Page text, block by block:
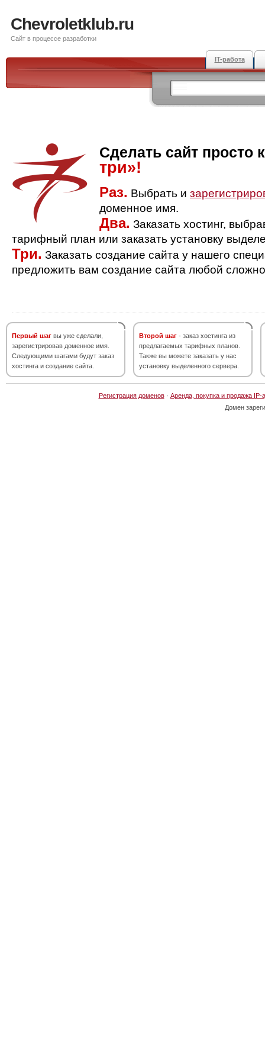
Chevroletklub.ru
Сайт в процессе разработки
IT-работа
Сделать сайт просто
три»!
Раз. Выбрать и
доменное имя.
Два. Заказать хостинг,
тарифный план или заказать установку
Три. Заказать создание сайта у нашего
предложить вам создание сайта любой
Первый шаг вы уже сделали,
зарегистрировав доменное имя.
Следующими шагами будут заказ
хостинга и создание сайта.
Второй шаг - заказ хостинга из
предлагаемых тарифных планов.
Также вы можете заказать у нас
установку выделенного сервера.
Регистрация доменов· Аренда, покупка и продажа IP-
Домен